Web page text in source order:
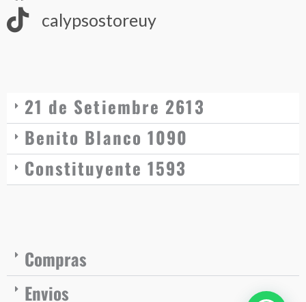
calypsostoreuy
21 de Setiembre 2613
Benito Blanco 1090
Constituyente 1593
Compras
Envios